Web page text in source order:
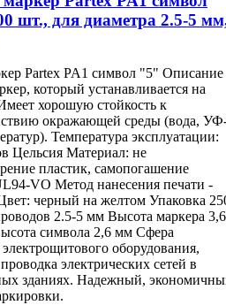
шт., для диаметра 2.5-5
Partex PA1 символ "5" Описание
который устанавливается на
хорошую стойкость к
окражающей среды (вода,
Температура эксплуатации:
Цельсия Материал: не
пластик, самопогашение
VO Метод нанесения печати -
черный на желтом Упаковка
2.5-5 мм Высота маркера 3,6
символа 2,6 мм Сфера
оборудования,
электрических сетей в
зданиях. Надежный,